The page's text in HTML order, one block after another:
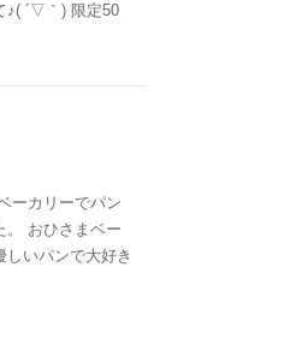
♪( ´▽｀) 限定50
ーカリーでパン
。 おひさまベー
いパンで大好き